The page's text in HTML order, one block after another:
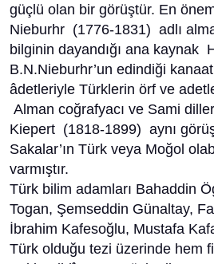
güçlü olan bir görüştür. En
Nieburhr (1776-1831) adlı
bilginin dayandığı ana kaynak
B.N.Nieburhr’un edindiği
âdetleriyle Türklerin örf ve
Alman coğrafyacı ve Sami
Kiepert (1818-1899) aynı
Sakalar’ın Türk veya Moğol
varmıştır.
Türk bilim adamları Bahaddin
Togan, Şemseddin Günaltay,
İbrahim Kafesoğlu, Mustafa
Türk olduğu tezi üzerinde hem